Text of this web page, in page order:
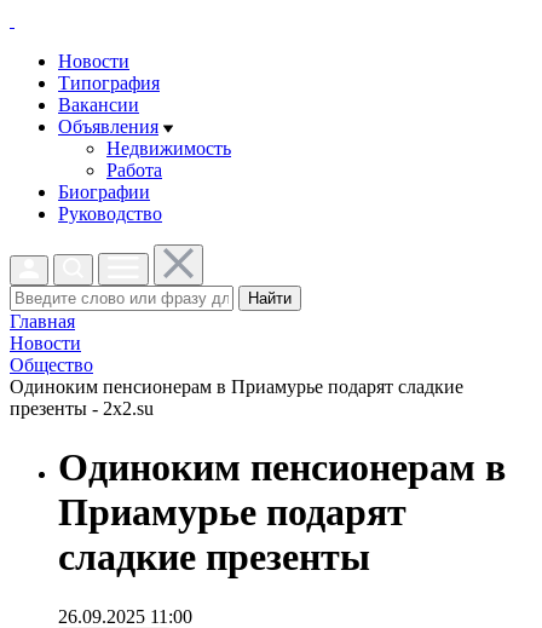
Новости
Типография
Вакансии
Объявления
Недвижимость
Работа
Биографии
Руководство
Найти
Главная
Новости
Общество
Одиноким пенсионерам в Приамурье подарят сладкие
презенты - 2x2.su
Одиноким пенсионерам в
Приамурье подарят
сладкие презенты
26.09.2025 11:00